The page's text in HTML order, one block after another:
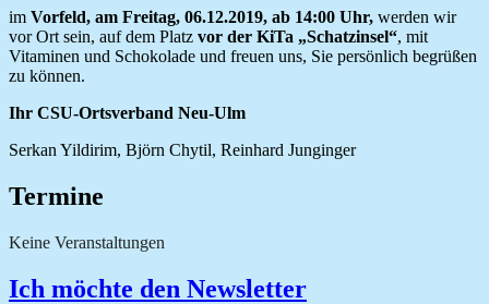
im Vorfeld, am Freitag, 06.12.2019, ab 14:00 Uhr, werden wir
vor Ort sein, auf dem Platz vor der KiTa „Schatzinsel“, mit
Vitaminen und Schokolade und freuen uns, Sie persönlich begrüßen
zu können.
Ihr CSU-Ortsverband Neu-Ulm
Serkan Yildirim, Björn Chytil, Reinhard Junginger
Termine
Keine Veranstaltungen
Ich möchte den Newsletter